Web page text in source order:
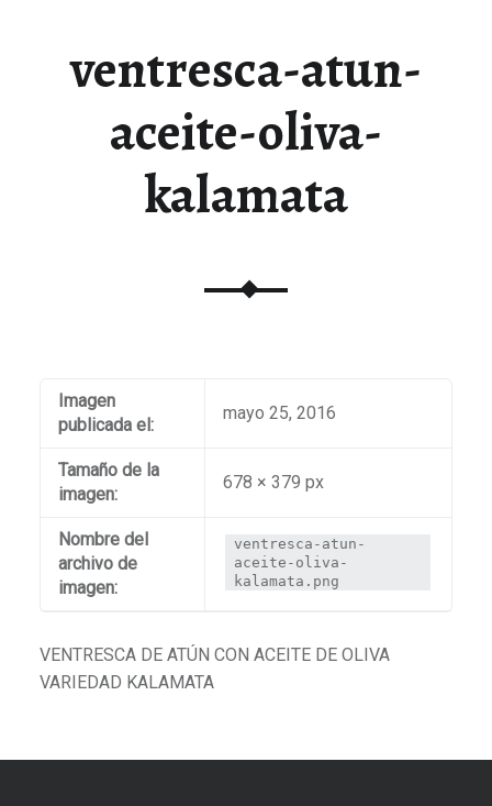
ventresca-atun-
aceite-oliva-
kalamata
Imagen
publicada el:
mayo 25, 2016
Tamaño de la
imagen:
678 × 379 px
Nombre del
archivo de
imagen:
ventresca-atun-
aceite-oliva-
kalamata.png
VENTRESCA DE ATÚN CON ACEITE DE OLIVA
VARIEDAD KALAMATA